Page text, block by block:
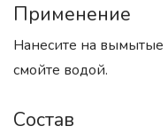
Применение
Нанесите на вымытые
смойте водой.
Состав